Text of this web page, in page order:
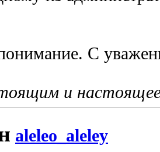
С
и
aleleo_aleley